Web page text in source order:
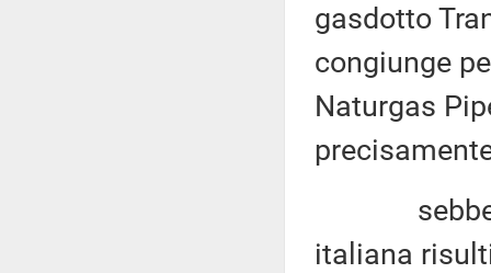
gasdotto
congiunge
Naturgas
sebbene,
italiana